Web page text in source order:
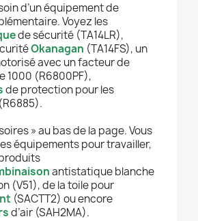
d’un équipement de
Voyez les
de sécurité (TA14LR),
Okanagan (TA14FS), un
avec un facteur de
1000 (R6800PF),
de protection pour les
» au bas de la page. Vous
équipements pour travailler,
antistatique blanche
(V51), de la toile pour
(SACTT2) ou encore
d’air (SAH2MA).